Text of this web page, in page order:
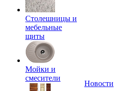
Столешницы и
мебельные
щиты
Мойки и
смесители
Новости